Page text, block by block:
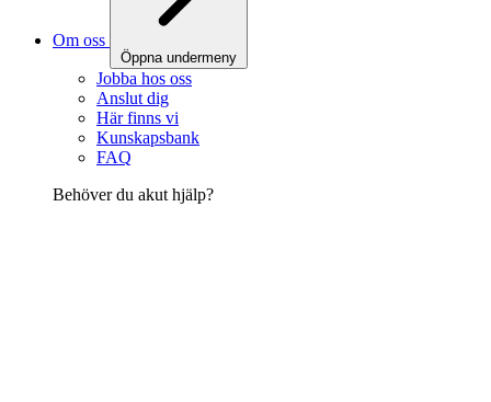
Om oss
Öppna undermeny
Jobba hos oss
Anslut dig
Här finns vi
Kunskapsbank
FAQ
Behöver du akut hjälp?